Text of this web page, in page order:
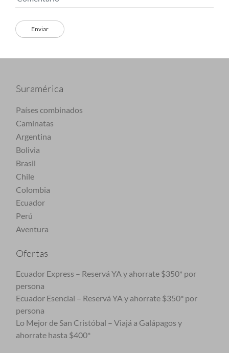
Suramérica
Países combinados
Caminatas
Argentina
Bolivia
Brasil
Chile
Colombia
Ecuador
Perú
Aventura
Ofertas
Ecuador Express – Reservá YA y ahorrate $350* por
persona
Ecuador Esencial – Reservá YA y ahorrate $350* por
persona
Lo Mejor de San Cristóbal – Viajá a Galápagos y
ahorrate hasta $400*